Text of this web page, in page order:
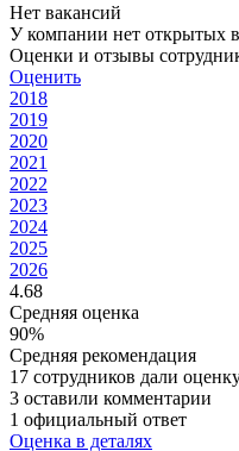
Нет вакансий
У компании нет открытых
Оценки и отзывы
Оценить
2018
2019
2020
2021
2022
2023
2024
2025
2026
4.68
Средняя оценка
90%
Средняя рекомендация
17 сотрудников дали
3 оставили комментарии
1 официальный ответ
Оценка в деталях